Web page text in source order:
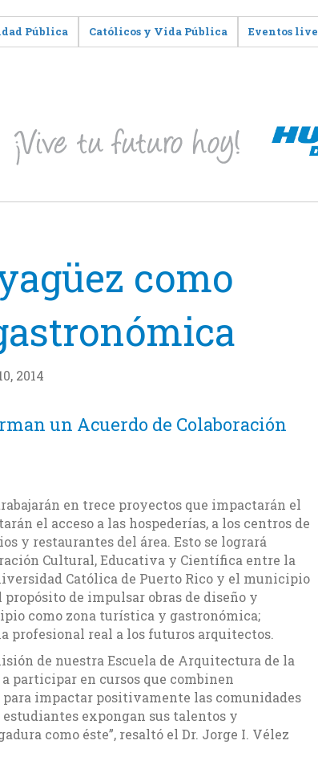
Pública Católicos y Vida Pública Eventos live
como
2014
un Acuerdo de Colaboración
en trece proyectos que impactarán el
el acceso a las hospederías, a los centros de
y restaurantes del área. Esto se logrará
Cultural, Educativa y Científica entre la
Católica de Puerto Rico y el municipio
de impulsar obras de diseño y
como zona turística y gastronómica;
profesional real a los futuros arquitectos.
de nuestra Escuela de Arquitectura de la
participar en cursos que combinen
impactar positivamente las comunidades
expongan sus talentos y
como éste”, resaltó el Dr. Jorge I. Vélez